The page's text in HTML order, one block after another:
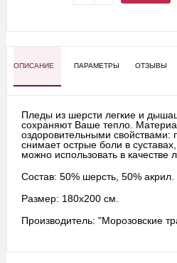
ОПИСАНИЕ ПАРАМЕТРЫ ОТЗЫВЫ
Пледы из шерсти легкие и
сохраняютВаше тепло
оздоровительными свойствами:
снимаетострые боли в суставах,
можно использовать в качестве
Состав: 50% шерсть, 50% акрил.
Размер: 180х200 см.
Производитель: "Морозовские